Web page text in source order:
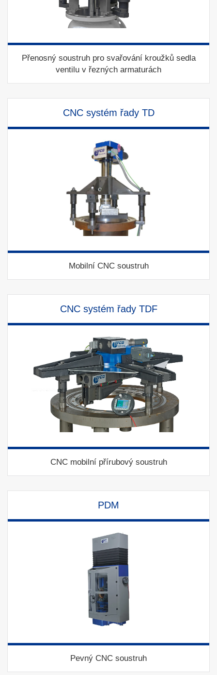
Přenosný soustruh pro svařování kroužků sedla
ventilu v řezných armaturách
CNC systém řady TD
Mobilní CNC soustruh
CNC systém řady TDF
CNC mobilní přírubový soustruh
PDM
Pevný CNC soustruh